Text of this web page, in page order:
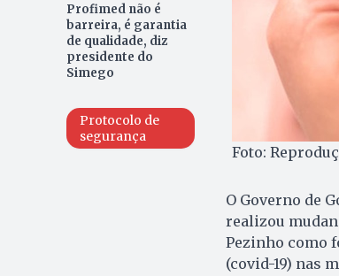
Profimed não é
barreira, é garantia
de qualidade, diz
presidente do
Simego
Protocolo de
segurança
Foto:
O Governo de
realizou
Pezinho como
(covid-19) nas